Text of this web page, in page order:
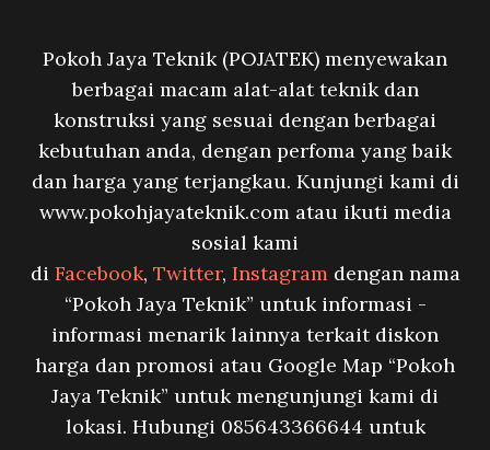
Pokoh Jaya Teknik (POJATEK) menyewakan
berbagai macam alat-alat teknik dan
konstruksi yang sesuai dengan berbagai
kebutuhan anda, dengan perfoma yang baik
dan harga yang terjangkau. Kunjungi kami di
www.pokohjayateknik.com atau ikuti media
sosial kami
di Facebook, Twitter, Instagramdengan nama
“Pokoh Jaya Teknik” untuk informasi -
informasi menarik lainnya terkait diskon
harga dan promosi atau Google Map “Pokoh
Jaya Teknik” untuk mengunjungi kami di
lokasi. Hubungi 085643366644 untuk